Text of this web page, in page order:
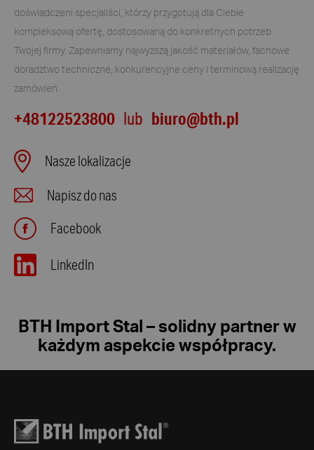
doświadczeni specjaliści, którzy przygotują dla Ciebie
kompleksową ofertę, dostosowaną do konkretnych potrzeb
Twojej firmy. Zapewniamy najwyższą jakość materiałów, fachowe
doradztwo techniczne, konkurencyjne ceny i terminową realizację
zamówień.
+48122523800 lub biuro@bth.pl
Nasze lokalizacje
Napisz do nas
Facebook
LinkedIn
BTH Import Stal – solidny partner w
każdym aspekcie współpracy.